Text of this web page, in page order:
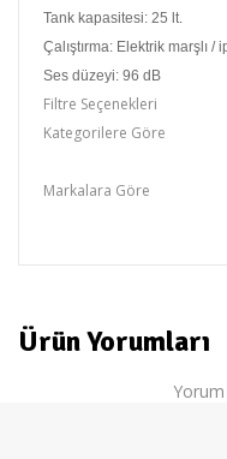
Tank kapasitesi: 25 lt.
Çalıştırma: Elektrik marşlı /
Ses düzeyi: 96 dB
Filtre Seçenekleri
Kategorilere Göre
Markalara Göre
Ürün Yorumları